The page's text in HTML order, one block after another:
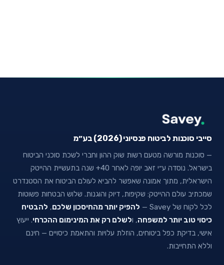
סייבי סוכנות לביטוח פנסיוני (2026) בע״מ
— סוכנות מורשה מטעם רשות שוק ההון וחברי לשכת סוכני הביטוח
בישראל. נוסדה ע״י זאב יופה לאחר 40+ שנה בתעשיית ההייטק
הישראלית, מתוך אמונה שאפשר להביא לעולם הביטוח את הסטנדרט
שמכתיב עולם ההייטק: שקיפות, דיוק והוגנות. שלוש הבטחות פשוטות
לכל לקוח של Savey —
להפיק יותר מהחיסכון שלכם, להבטיח
כיסוי טוב יותר למשפחה, ולשלם רק את המינימום ההכרחי. ייעוץ
אישי, בדיקת כפל ביטוחים, הוזלת עלויות והתאמת כיסויים — חינם
וללא התחייבות.